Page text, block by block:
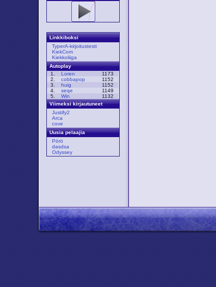
Linkkiboksi
TyperA-kirjoitustesti
KiekCom
Kiekkoliiga
Autoplay
1.
Loren
1173
2.
cobbapop
1152
3.
huig
1152
4.
seqe
1149
5.
Win
1132
Viimeksi kirjautuneet
Justify2
Arca
cove
Uusia pelaajia
Pörö
dasdsa
Odyssey